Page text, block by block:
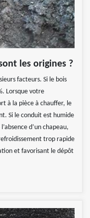
les origines ?
facteurs. Si le bois
Lorsque votre
à la pièce à chauffer, le
Si le conduit est humide
d’un chapeau,
trop rapide
et favorisant le dépôt